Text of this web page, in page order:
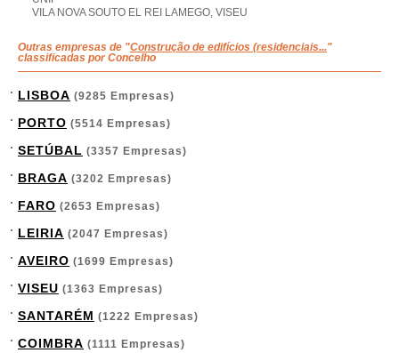
VILA NOVA SOUTO EL REI LAMEGO, VISEU
Outras empresas de "Construção de edifícios (residenciais..."
classificadas por Concelho
LISBOA (9285 Empresas)
PORTO (5514 Empresas)
SETÚBAL (3357 Empresas)
BRAGA (3202 Empresas)
FARO (2653 Empresas)
LEIRIA (2047 Empresas)
AVEIRO (1699 Empresas)
VISEU (1363 Empresas)
SANTARÉM (1222 Empresas)
COIMBRA (1111 Empresas)